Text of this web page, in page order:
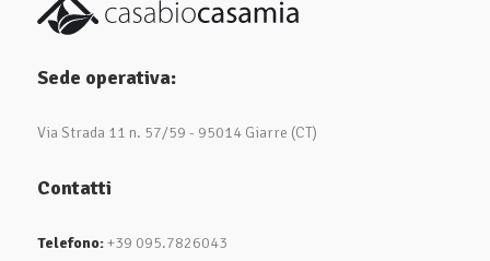
Sede operativa:
Via Strada 11 n. 57/59 - 95014 Giarre (CT)
Contatti
Telefono:+39 095.7826043